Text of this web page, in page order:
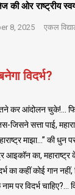
की ओर राष्ट्रीय
8, 2025 एकल
विदर्भ?
कर आंदोलन चुके!…
जिसने सत्ता पाई,
माझा…” की धुन
आइकॉन का,
का कहीं कोई गान नहीं,
पर विदर्भ चाहिए?…